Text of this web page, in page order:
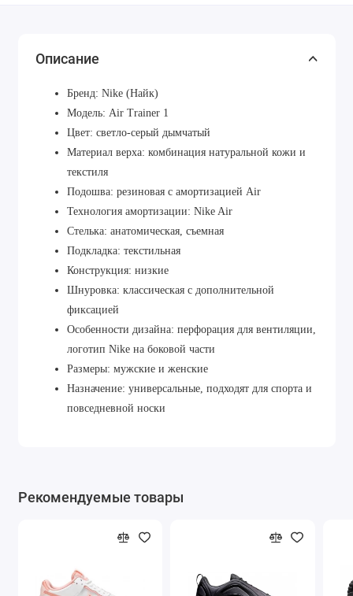
Описание
Бренд: Nike (Найк)
Модель: Air Trainer 1
Цвет: cветло-серый дымчатый
Материал верха: комбинация натуральной кожи и
текстиля
Подошва: резиновая с амортизацией Air
Технология амортизации: Nike Air
Стелька: анатомическая, съемная
Подкладка: текстильная
Конструкция: низкие
Шнуровка: классическая с дополнительной
фиксацией
Особенности дизайна: перфорация для вентиляции,
логотип Nike на боковой части
Размеры: мужские и женские
Назначение: универсальные, подходят для спорта и
повседневной носки
Рекомендуемые товары